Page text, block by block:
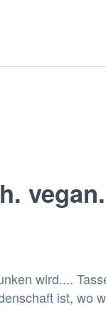
vegan.
wird....
ist, wo